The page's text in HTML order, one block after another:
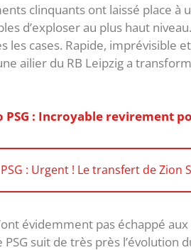
clinquants ont laissé place
d’exploser au plus haut
les cases. Rapide, imprévisible
ailier du RB Leipzig a
PSG : Incroyable revirement
PSG : Urgent ! Le transfert de Zion
évidemment pas échappé
PSG suit de très près l’évolution